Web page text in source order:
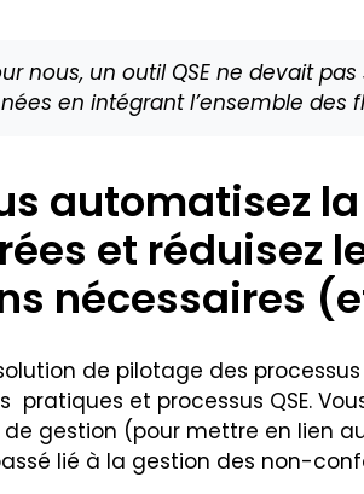
nous, un outil QSE ne devait
en intégrant l’ensemble des
automatisez
et réduisez
nécessaires
de pilotage des
pratiques et processus QSE.
gestion (pour mettre en lien
lié à la gestion des non-